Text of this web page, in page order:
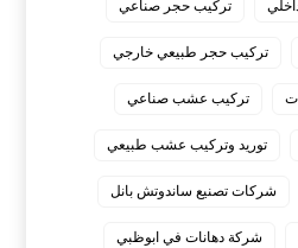
تركيب حجر صناعي
تركيب حجر طبيعي خارجي
تركيب عشب صناعي
توريد وتركيب عشب طبيعي
شركات تصنيع ساندوتش بانل
شركة دهانات في ابوظبي